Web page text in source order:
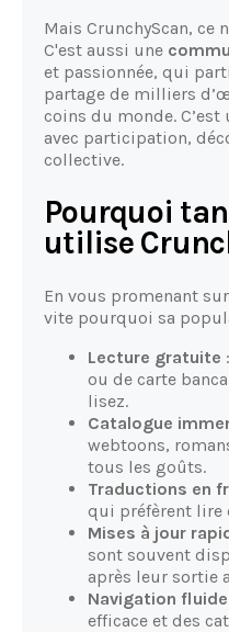
Mais CrunchyScan, ce
C'est aussi une
et passionnée, qui
partage de milliers
coins du monde.
avec participation,
collective.
Pourquoi
utilise
En vous promenant
vite pourquoi sa
Lecture gratuite
ou de carte
lisez.
Catalogue
webtoons,
tous les goûts.
Traductions en
qui préfèrent lire
Mises à jour
sont souvent
après leur sortie
Navigation fluide
efficace et des